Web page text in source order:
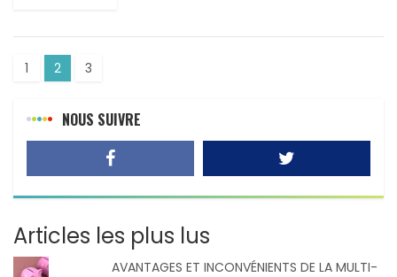
1 2 3
NOUS SUIVRE
Articles les plus lus
AVANTAGES ET INCONVÉNIENTS DE LA MULTI-